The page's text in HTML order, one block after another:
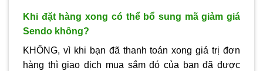
Khi đặt hàng xong có thể bổ sung mã giảm giá
Sendo không?
KHÔNG, vì khi bạn đã thanh toán xong giá trị đơn
hàng thì giao dịch mua sắm đó của bạn đã được